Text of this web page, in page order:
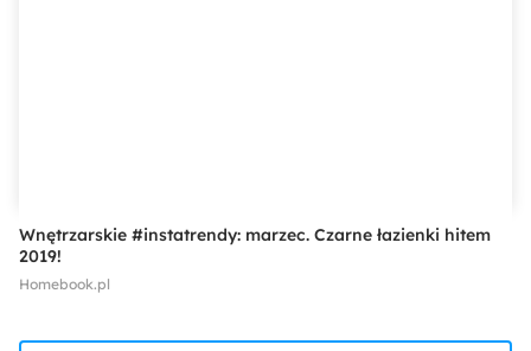
Wnętrzarskie #instatrendy: marzec. Czarne łazienki hitem
2019!
Homebook.pl